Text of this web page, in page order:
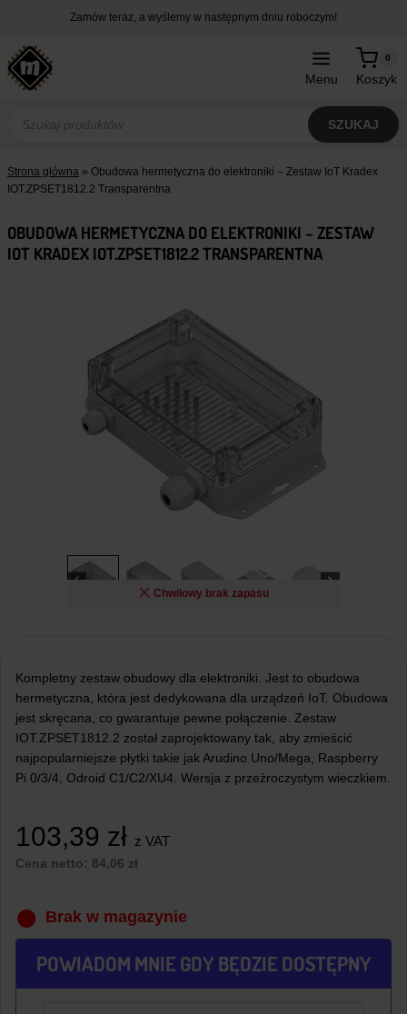
treści
Zamów teraz, a wyślemy w następnym dniu roboczym!
Menu Koszyk
0
produktów
SZUKAJ
Strona główna » Obudowa hermetyczna do elektroniki – Zestaw IoT Kradex
IOT.ZPSET1812.2 Transparentna
OBUDOWA HERMETYCZNA DO ELEKTRONIKI – ZESTAW
IOT KRADEX IOT.ZPSET1812.2 TRANSPARENTNA
Chwilowy brak zapasu
Kompletny zestaw obudowy dla elektroniki. Jest to obudowa
hermetyczna, która jest dedykowana dla urządzeń IoT. Obudowa
jest skręcana, co gwarantuje pewne połączenie. Zestaw
IOT.ZPSET1812.2 został zaprojektowany tak, aby zmieścić
najpopularniejsze płytki takie jak Arudino Uno/Mega, Raspberry
Pi 0/3/4, Odroid C1/C2/XU4. Wersja z przeźroczystym wieczkiem.
103,39 zł z VAT
Cena netto: 84,06 zł
Brak w magazynie
POWIADOM MNIE GDY BĘDZIE DOSTĘPNY